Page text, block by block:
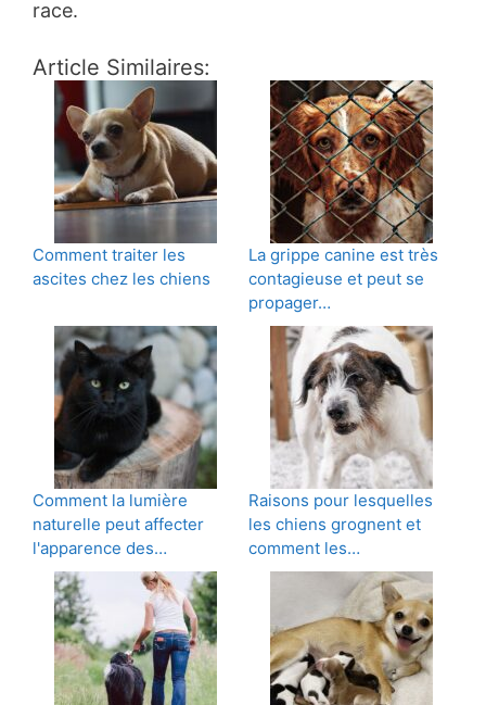
race.
Article Similaires:
Comment traiter les
ascites chez les chiens
La grippe canine est très
contagieuse et peut se
propager…
Comment la lumière
naturelle peut affecter
l'apparence des…
Raisons pour lesquelles
les chiens grognent et
comment les…